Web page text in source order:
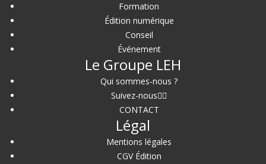
Formation
Édition numérique
Conseil
Événement
Le Groupe LEH
Qui sommes-nous ?
Suivez-nous
CONTACT
Légal
Mentions légales
CGV Édition